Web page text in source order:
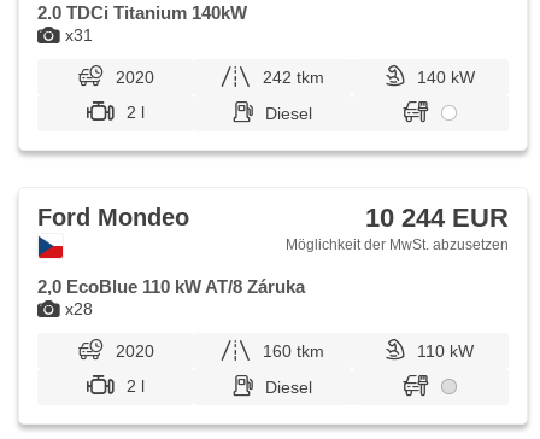
x31
2.0 TDCi Titanium 140kW
2020 242 tkm
140 kW
2 l
Diesel
x28
Ford Mondeo 10 244 EUR
Möglichkeit der MwSt. abzusetzen
2,0 EcoBlue 110 kW AT/8 Záruka
2020 160 tkm
110 kW
2 l
Diesel